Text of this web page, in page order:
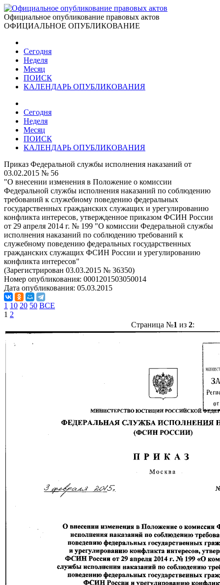
Официальное опубликование правовых актов
ОФИЦИАЛЬНОЕ ОПУБЛИКОВАНИЕ
Сегодня
Неделя
Месяц
ПОИСК
КАЛЕНДАРЬ ОПУБЛИКОВАНИЯ
Сегодня
Неделя
Месяц
ПОИСК
КАЛЕНДАРЬ ОПУБЛИКОВАНИЯ
Приказ Федеральной службы исполнения наказаний от
03.02.2015 № 56
"О внесении изменения в Положение о комиссии
Федеральной службы исполнения наказаний по соблюдению
требований к служебному поведению федеральных
государственных гражданских служащих и урегулированию
конфликта интересов, утвержденное приказом ФСИН России
от 29 апреля 2014 г. № 199 "О комиссии Федеральной службы
исполнения наказаний по соблюдению требований к
служебному поведению федеральных государственных
гражданских служащих ФСИН России и урегулированию
конфликта интересов"
(Зарегистрирован 03.03.2015 № 36350)
Номер опубликования: 0001201503050014
Дата опубликования: 05.03.2015
1 10 20 50 ВСЕ
1 2
Страница №1 из 2: